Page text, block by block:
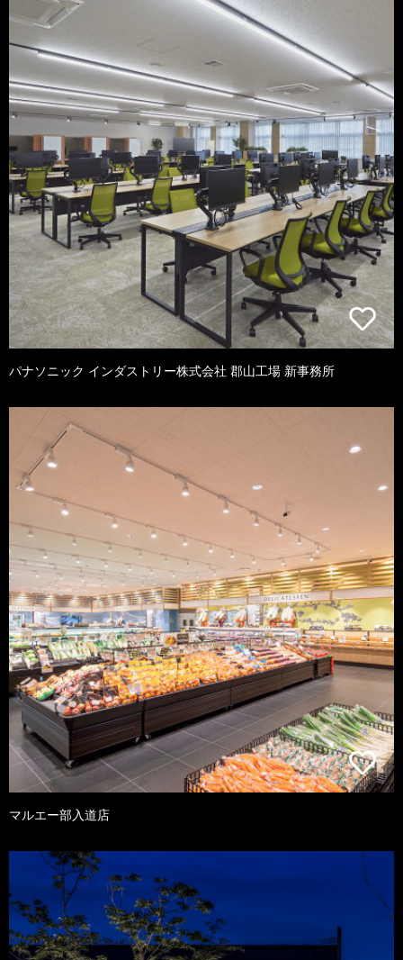
パナソニック インダストリー株式会社 郡山工場 新事務所
マルエー部入道店